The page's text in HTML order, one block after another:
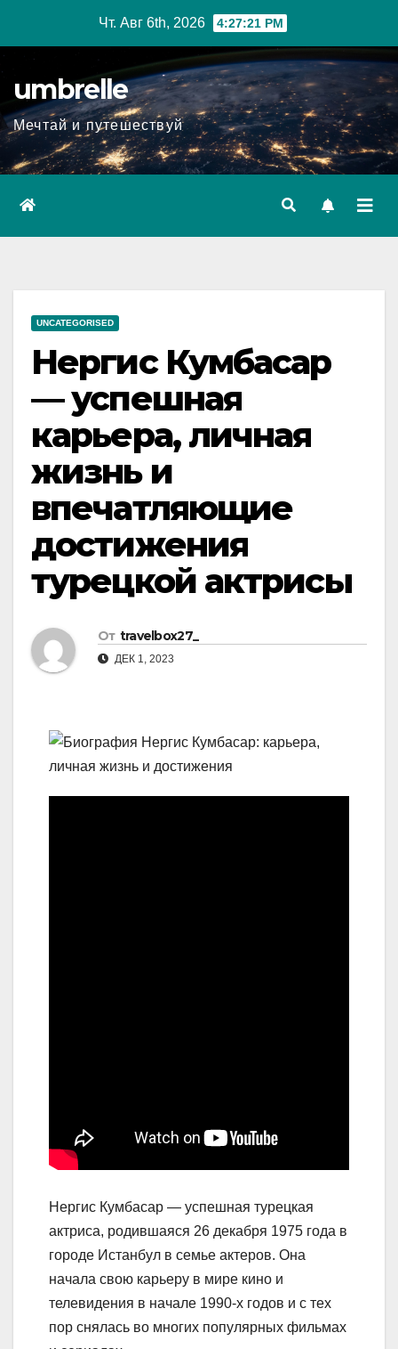
Чт. Авг 6th, 2026 4:27:22 PM
umbrelle
Мечтай и путешествуй
UNCATEGORISED
Нергис Кумбасар
— успешная
карьера, личная
жизнь и
впечатляющие
достижения
турецкой актрисы
От travelbox27_
ДЕК 1, 2023
Нергис Кумбасар — успешная турецкая
актриса, родившаяся 26 декабря 1975 года в
городе Истанбул в семье актеров. Она
начала свою карьеру в мире кино и
телевидения в начале 1990-х годов и с тех
пор снялась во многих популярных фильмах